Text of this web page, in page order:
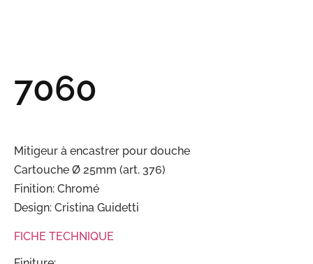
7060
Mitigeur à encastrer pour douche
Cartouche Ø 25mm (art. 376)
Finition: Chromé
Design: Cristina Guidetti
FICHE TECHNIQUE